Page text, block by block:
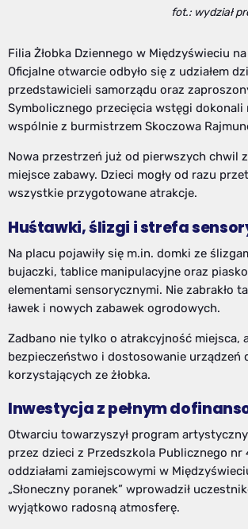
fot.: wydział
Filia Żłobka Dziennego w Międzyświeciu
Oficjalne otwarcie odbyło się z udziałem
przedstawicieli samorządu oraz
Symbolicznego przecięcia wstęgi dokonali
wspólnie z burmistrzem Skoczowa
Nowa przestrzeń już od pierwszych chwil
miejsce zabawy. Dzieci mogły od razu
wszystkie przygotowane atrakcje.
Huśtawki, ślizgi i strefa
Na placu pojawiły się m.in. domki ze
bujaczki, tablice manipulacyjne oraz
elementami sensorycznymi. Nie zabrakło
ławek i nowych zabawek ogrodowych.
Zadbano nie tylko o atrakcyjność miejsca,
bezpieczeństwo i dostosowanie urządzeń
korzystających ze żłobka.
Inwestycja z pełnym
Otwarciu towarzyszył program
przez dzieci z Przedszkola Publicznego nr
oddziałami zamiejscowymi w
„Słoneczny poranek” wprowadził
wyjątkowo radosną atmosferę.